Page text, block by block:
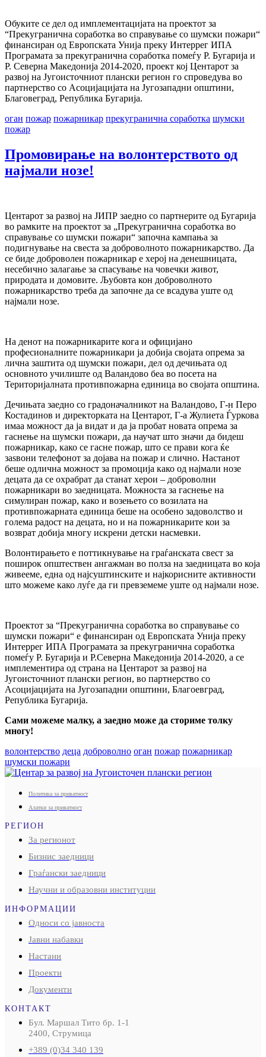
Обуките се дел од имплементацијата на проектот за
“Прекугранична соработка во справување со шумски пожари“
финансиран од Европската Унија преку Интеррег ИПА
Програмата за прекугранична соработка помеѓу Р. Бугарија и
Р. Северна Македонија 2014-2020, проект кој Центарот за
развој на Југоисточниот плански регион го спроведува во
партнерство со Асоцијацијата на Југозападни општини,
Благовеград, Република Бугарија.
оган пожар пожарникар прекугранична соработка шумски
пожар
Промовирање на волонтерството од
најмали нозе!
Центарот за развој на ЈИПР заедно со партнерите од Бугарија
во рамките на проектот за „Прекугранична соработка во
справување со шумски пожари“ започна кампања за
подигнување на свеста за доброволното пожарникарство. Да
се биде доброволен пожарникар е херој на денешницата,
несебично залагање за спасување на човечки живот,
природата и домовите. Љубовта кон доброволното
пожарникарство треба да започне да се всадува уште од
најмали нозе.
На денот на пожарникарите кога и официјано
професионалните пожарникари ја добија својата опрема за
лична заштита од шумски пожари, дел од дечињата од
основното училиште од Валандово беа во посета на
Територијалната противпожарна единица во својата општина.
Дечињата заедно со градоначалникот на Валандово, Г-н Перо
Костадинов и директорката на Центарот, Г-а Жулиета Ѓуркова
имаа можност да ја видат и да ја пробат новата опрема за
гаснење на шумски пожари, да научат што значи да бидеш
пожарникар, како се гасне пожар, што се прави кога ќе
заѕвони телефонот за дојава на пожар и слично. Настанот
беше одлична можност за промоција како од најмали нозе
децата да се охрабрат да станат херои – доброволни
пожарникари во заедницата. Можноста за гаснење на
симулиран пожар, како и возењето со возилата на
противпожарната единица беше на особено задоволство и
голема радост на децата, но и на пожарникарите кои за
возврат добија многу искрени детски насмевки.
Волонтирањето е поттикнување на граѓанската свест за
поширок општествен ангажман во полза на заедницата во која
живееме, една од најсуштинските и најкорисните активности
што можеме како луѓе да ги превземеме уште од најмали нозе.
Проектот за “Прекугранична соработка во справување со
шумски пожари“ е финансиран од Европската Унија преку
Интеррег ИПА Програмата за прекугранична соработка
помеѓу Р. Бугарија и Р.Северна Македонија 2014-2020, а се
имплементира од страна на Центарот за развој на
Југоисточниот плански регион, во партнерство со
Асоцијацијата на Југозападни општини, Благоевград,
Република Бугарија.
Сами можеме малку, а заедно може да сториме толку
многу!
волонтерство деца доброволно оган пожар пожарникар
шумски пожари
Политика за приватност
Алатки за приватност
РЕГИОН
За регионот
Бизнис заедници
Граѓански заедници
Научни и образовни институции
ИНФОРМАЦИИ
Односи со јавноста
Јавни набавки
Настани
Проекти
Документи
КОНТАКТ
Бул. Маршал Тито бр. 1-1
2400, Струмица
+389 (0)34 340 139